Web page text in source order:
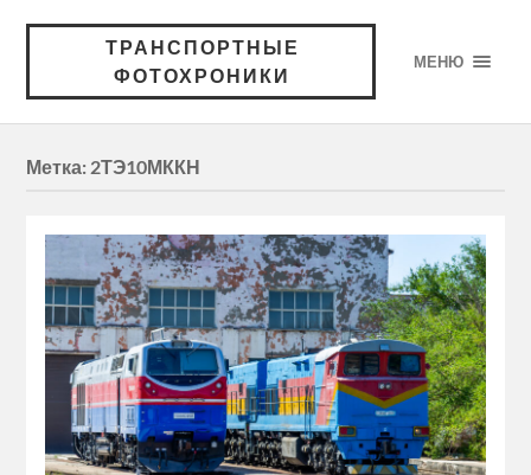
ТРАНСПОРТНЫЕ
ФОТОХРОНИКИ
МЕНЮ
Метка: 2ТЭ10МККН